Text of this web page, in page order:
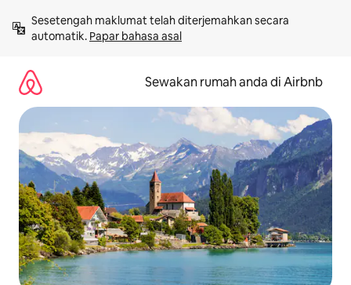
kandungan
Sesetengah maklumat telah diterjemahkan secara
automatik. Papar bahasa asal
Sewakan rumah anda di Airbnb